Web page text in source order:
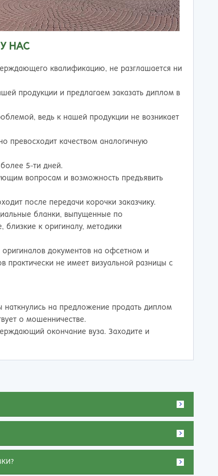
НАС
квалификацию, не разглашается ни
продукции и предлагаем заказать диплом в
ведь к нашей продукции не возникает
превосходит качеством аналогичную
5-ти дней.
вопросам и возможность предъявить
после передачи корочки заказчику.
бланки, выпущенные по
близкие к оригиналу, методики
документов на офсетном и
не имеет визуальной разницы с
на предложение продать диплом
о мошенничестве.
окончание вуза. Заходите и